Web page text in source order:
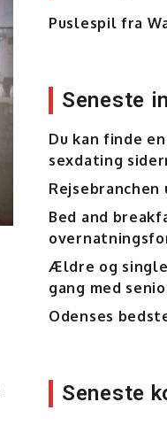
Puslespil fra
Seneste
Du kan finde
sexdating
Rejsebranchen
Bed and
Ældre og
gang med
Odenses
Seneste